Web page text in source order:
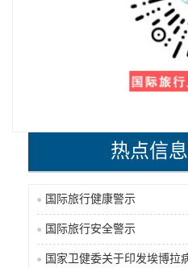
热点信息
国际旅行健康警示
国际旅行安全警示